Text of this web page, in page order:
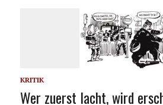
KRITIK
Wer zuerst lacht, wird